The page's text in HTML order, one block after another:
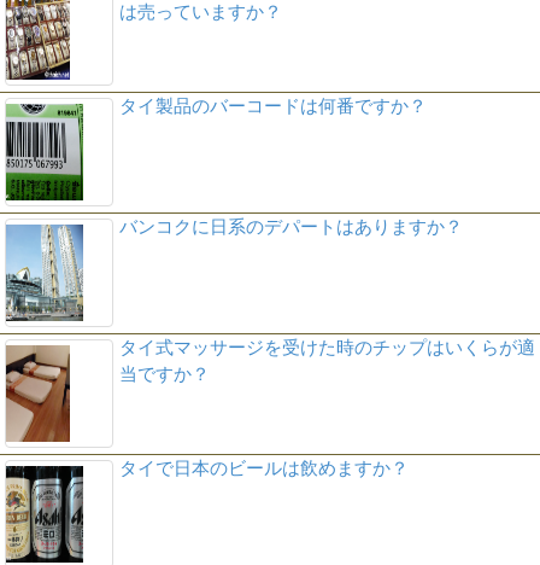
は売っていますか？
タイ製品のバーコードは何番ですか？
バンコクに日系のデパートはありますか？
タイ式マッサージを受けた時のチップはいくらが適
当ですか？
タイで日本のビールは飲めますか？